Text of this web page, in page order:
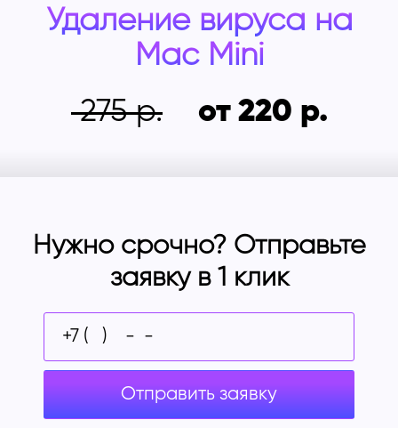
Удаление вируса на
Mac Mini
275
от 220
Нужно срочно? Отправьте
заявку в 1 клик
Отправить заявку